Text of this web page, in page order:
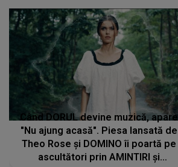
Când DORUL devine muzică, apare
"Nu ajung acasă". Piesa lansată de
Theo Rose și DOMINO îi poartă pe
ascultători prin AMINTIRI și